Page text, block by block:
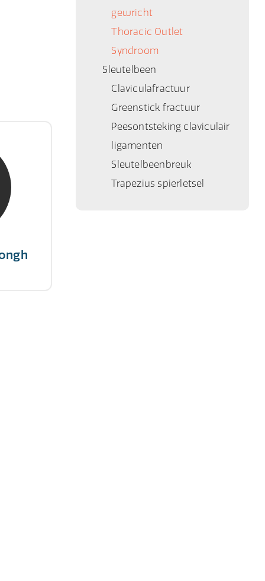
gewricht
Thoracic Outlet
Syndroom
Sleutelbeen
Claviculafractuur
Greenstick fractuur
Peesontsteking claviculair
ligamenten
Sleutelbeenbreuk
Trapezius spierletsel